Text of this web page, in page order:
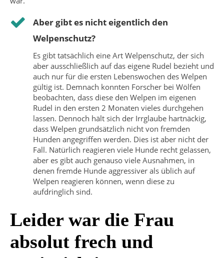
Aber gibt es nicht eigentlich den
Welpenschutz?
Es gibt tatsächlich eine Art Welpenschutz, der sich
aber ausschließlich auf das eigene Rudel bezieht und
auch nur für die ersten Lebenswochen des Welpen
gültig ist. Demnach konnten Forscher bei Wölfen
beobachten, dass diese den Welpen im eigenen
Rudel in den ersten 2 Monaten vieles durchgehen
lassen. Dennoch hält sich der Irrglaube hartnäckig,
dass Welpen grundsätzlich nicht von fremden
Hunden angegriffen werden. Dies ist aber nicht der
Fall. Natürlich reagieren viele Hunde recht gelassen,
aber es gibt auch genauso viele Ausnahmen, in
denen fremde Hunde aggressiver als üblich auf
Welpen reagieren können, wenn diese zu
aufdringlich sind.
Leider war die Frau
absolut frech und